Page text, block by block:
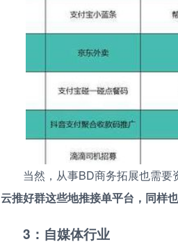
当然，从事BD商务拓展也需要
云推好群这些地推接单平台，同样
3：自媒体行业